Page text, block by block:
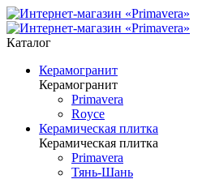
Каталог
Керамогранит
Керамогранит
Primavera
Royce
Керамическая плитка
Керамическая плитка
Primavera
Тянь-Шань